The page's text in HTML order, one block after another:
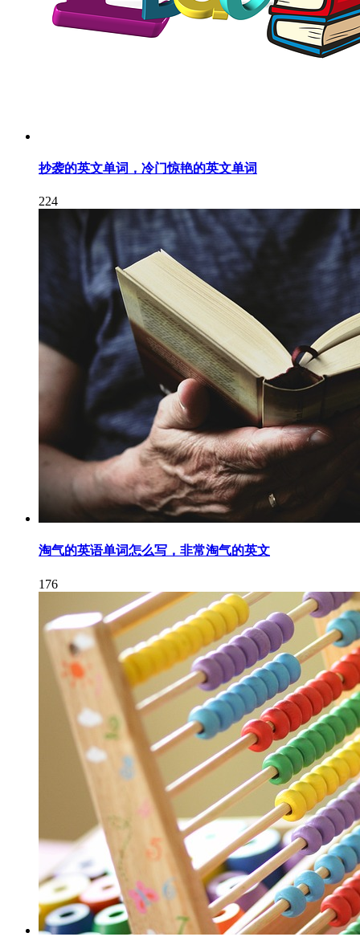
抄袭的英文单词，冷门惊艳的英文单词
224
淘气的英语单词怎么写，非常淘气的英文
176